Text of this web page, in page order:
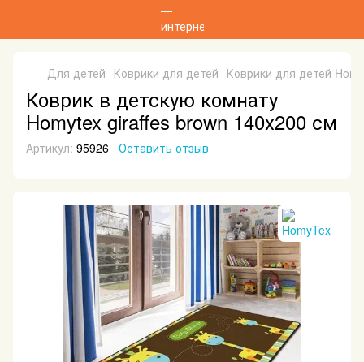
Для детей Коврики для детей Коврики для детей
Коврик в детскую комнату
Homytex giraffes brown 140х200 см
Артикул: 95926 Оставить отзыв